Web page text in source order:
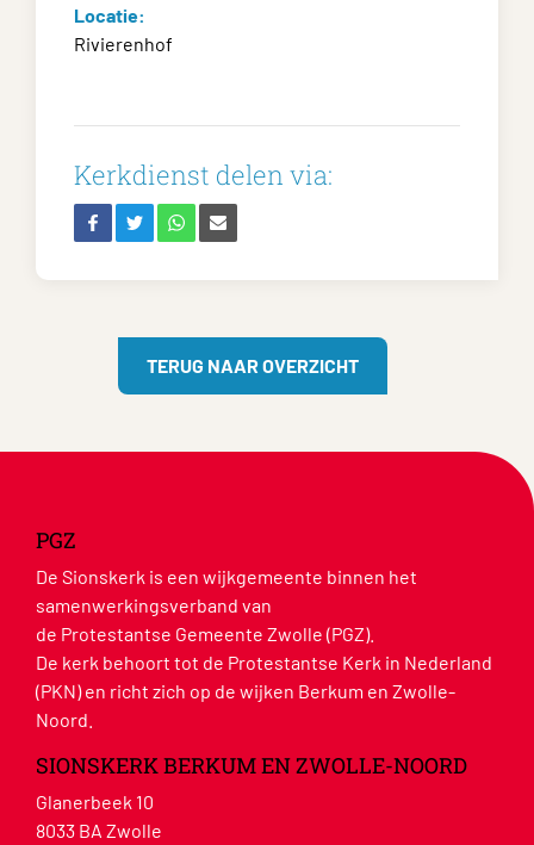
Locatie:
Rivierenhof
Kerkdienst delen via:
TERUG NAAR OVERZICHT
PGZ
De Sionskerk is een wijkgemeente binnen het
samenwerkingsverband van
de Protestantse Gemeente Zwolle (PGZ).
De kerk behoort tot de Protestantse Kerk in Nederland
(PKN) en richt zich op de wijken Berkum en Zwolle-
Noord.
SIONSKERK BERKUM EN ZWOLLE-NOORD
Glanerbeek 10
8033 BA Zwolle